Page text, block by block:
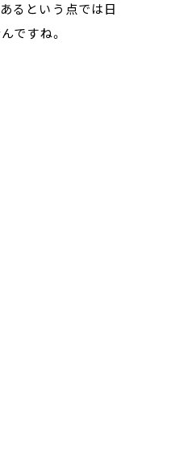
るという点では日
ですね。